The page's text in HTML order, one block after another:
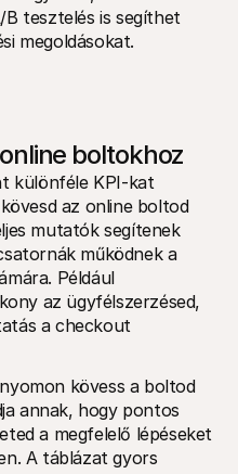
tesztelés is segíthet
megoldásokat.
boltokhoz
különféle KPI-kat
az online boltod
mutatók segítenek
működnek a
Például
az ügyfélszerzésed,
a checkout
kövess a boltod
annak, hogy pontos
a megfelelő lépéseket
A táblázat gyors